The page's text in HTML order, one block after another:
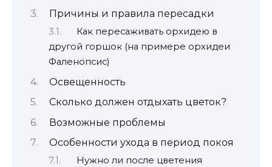
Причины и правила пересадки
Как пересаживать орхидею в
другой горшок (на примере орхидеи
Фаленопсис)
Освещенность
Сколько должен отдыхать цветок?
Возможные проблемы
Особенности ухода в период покоя
Нужно ли после цветения